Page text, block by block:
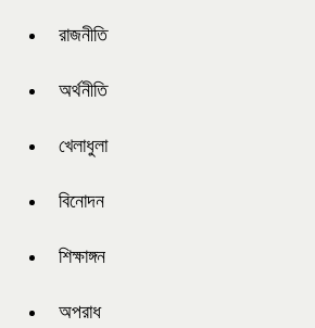
রাজনীতি
অর্থনীতি
খেলাধুলা
বিনোদন
শিক্ষাঙ্গন
অপরাধ